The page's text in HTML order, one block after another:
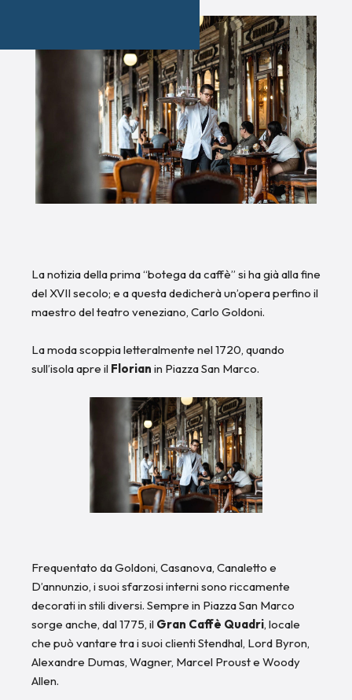
La notizia della prima “botega da caffè” si ha già alla fine
del XVII secolo; e a questa dedicherà un’opera perfino il
maestro del teatro veneziano, Carlo Goldoni.
La moda scoppia letteralmente nel 1720, quando
sull’isola apre il Florian in Piazza San Marco.
Frequentato da Goldoni, Casanova, Canaletto e
D’annunzio, i suoi sfarzosi interni sono riccamente
decorati in stili diversi. Sempre in Piazza San Marco
sorge anche, dal 1775, il Gran Caffè Quadri, locale
che può vantare tra i suoi clienti Stendhal, Lord Byron,
Alexandre Dumas, Wagner, Marcel Proust e Woody
Allen.